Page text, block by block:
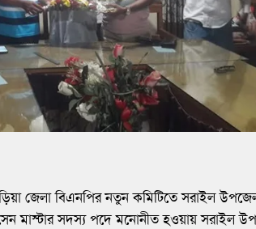
জেলা বিএনপির নতুন কমিটিতে সরাইল
মাস্টার সদস্য পদে মনোনীত হওয়ায় সরাইল